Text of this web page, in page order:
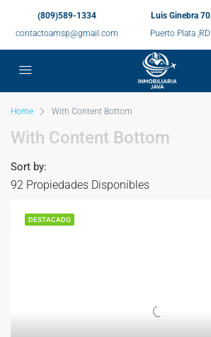
(809)589-1334
contactoamsp@gmail.com
Luis Ginebra 70
Puerto Plata ,RD
Home With Content Bottom
With Content Bottom
92 Propiedades Disponibles
Sort by:
DESTACADO